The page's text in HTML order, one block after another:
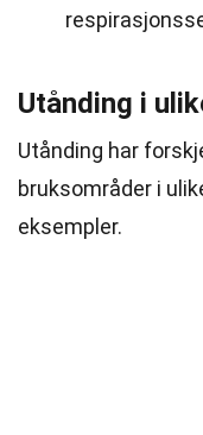
Utånding i
Utånding har
bruksområder i
eksempler.